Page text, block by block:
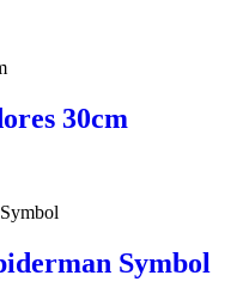
30cm
Symbol